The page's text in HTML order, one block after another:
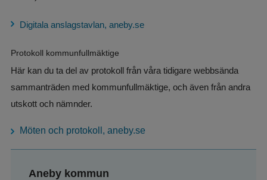
Digitala anslagstavlan, aneby.se
Protokoll kommunfullmäktige
Här kan du ta del av protokoll från våra tidigare webbsända
sammanträden med kommunfullmäktige, och även från andra
utskott och nämnder.
Möten och protokoll, aneby.se
Aneby kommun